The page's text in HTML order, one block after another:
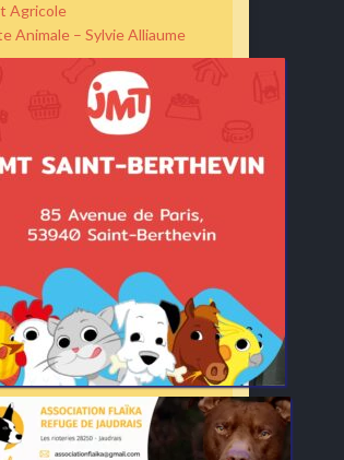
Agricole
Animale – Sylvie Alliaume